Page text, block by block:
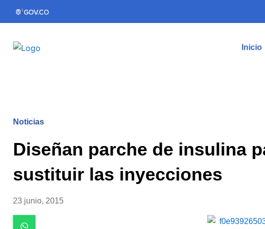
Inicio
Noticias
Diseñan parche de insulina
sustituir las inyecciones
23 junio, 2015